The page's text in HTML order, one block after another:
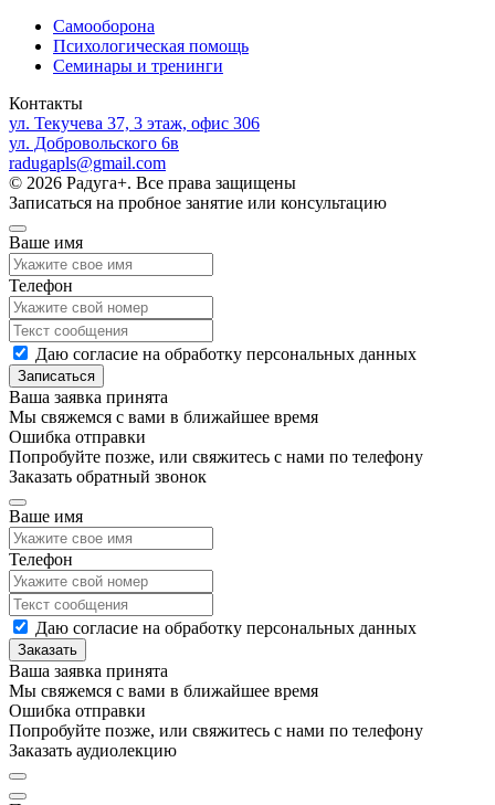
Самооборона
Психологическая помощь
Семинары и тренинги
Контакты
ул. Текучева 37, 3 этаж, офис 306
ул. Добровольского 6в
radugapls@gmail.com
© 2026 Радуга+. Все права защищены
Записаться на пробное занятие или консультацию
Ваше имя
Телефон
Даю согласие на обработку персональных данных
Записаться
Ваша заявка принята
Мы свяжемся с вами в ближайшее время
Ошибка отправки
Попробуйте позже, или свяжитесь с нами по телефону
Заказать обратный звонок
Ваше имя
Телефон
Даю согласие на обработку персональных данных
Заказать
Ваша заявка принята
Мы свяжемся с вами в ближайшее время
Ошибка отправки
Попробуйте позже, или свяжитесь с нами по телефону
Заказать аудиолекцию